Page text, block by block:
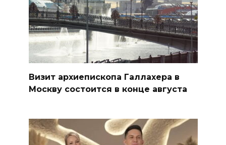
Визит архиепископа Галлахера в
Москву состоится в конце августа